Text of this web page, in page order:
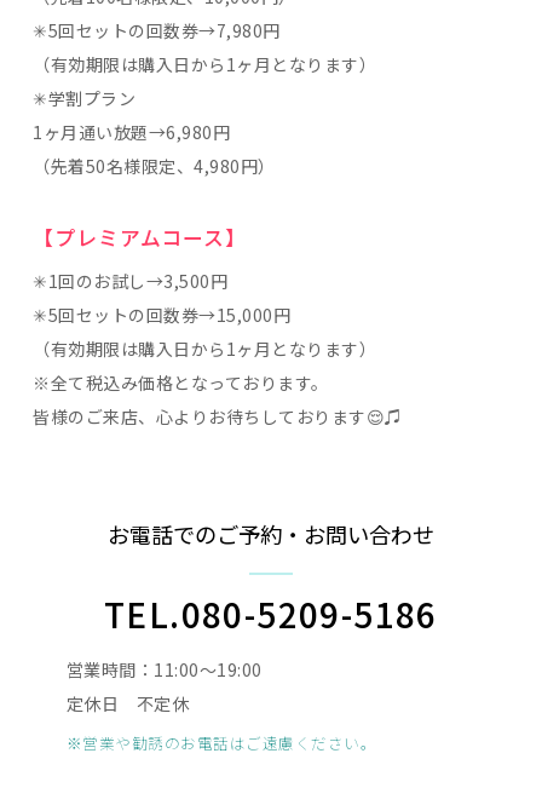
✳︎5回セットの回数券→7,980円
（有効期限は購入日から1ヶ月となります）
✳︎学割プラン
1ヶ月通い放題→6,980円
（先着50名様限定、4,980円）
【プレミアムコース】
✳︎1回のお試し→3,500円
✳︎5回セットの回数券→15,000円
（有効期限は購入日から1ヶ月となります）
※全て税込み価格となっております。
皆様のご来店、心よりお待ちしております😌♫
お電話でのご予約・お問い合わせ
TEL.080-5209-5186
営業時間：11:00〜19:00
定休日 不定休
※営業や勧誘のお電話はご遠慮ください。